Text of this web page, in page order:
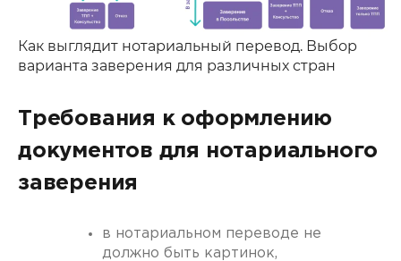
Как выглядит нотариальный перевод. Выбор
варианта заверения для различных стран
Требования к оформлению
документов для нотариального
заверения
в нотариальном переводе не
должно быть картинок,